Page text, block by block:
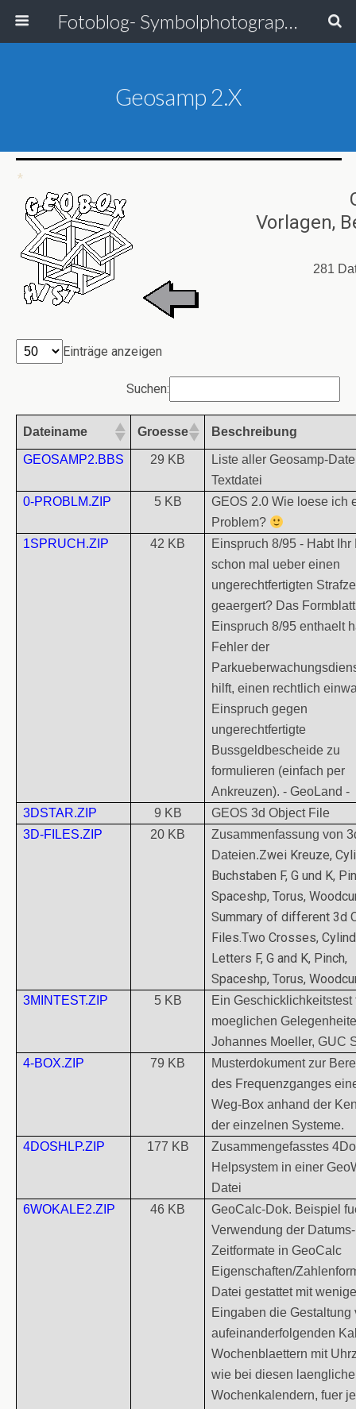
Fotoblog- Symbolphotographie
Geosamp 2.x
*
Vorlagen,
281
Einträge anzeigen
Suchen:
Dateiname Groesse Beschreibung
GEOSAMP2.BBS 29 KB
Liste aller Geosamp-
Textdatei
0-PROBLM.ZIP
5 KB
GEOS 2.0 Wie loese ich
Problem?
1SPRUCH.ZIP
42 KB
Einspruch 8/95 - Habt Ihr
schon mal ueber einen
ungerechtfertigten
geaergert? Das Formblatt
Einspruch 8/95 enthaelt
Fehler der
hilft, einen rechtlich
Einspruch gegen
ungerechtfertigte
Bussgeldbescheide zu
formulieren (einfach per
Ankreuzen). - GeoLand -
3DSTAR.ZIP
9 KB
GEOS 3d Object File
3D-FILES.ZIP
20 KB
Zusammenfassung von
Dateien.Zwei Kreuze,
Buchstaben F, G und K,
Spaceshp, Torus,
Summary of different 3d
Files.Two Crosses,
Letters F, G and K, Pinch,
Spaceshp, Torus,
3MINTEST.ZIP 5 KB
Ein Geschicklichkeitstest
moeglichen
Johannes Moeller, GUC
4-BOX.ZIP
79 KB
Musterdokument zur
des Frequenzganges
Weg-Box anhand der
der einzelnen Systeme.
4DOSHLP.ZIP
177 KB
Zusammengefasstes
Helpsystem in einer
Datei
6WOKALE2.ZIP
46 KB
GeoCalc-Dok. Beispiel
Verwendung der
Zeitformate in GeoCalc
Eigenschaften/
Datei gestattet mit
Eingaben die Gestaltung
aufeinanderfolgenden
Wochenblaettern mit
wie bei diesen
Wochenkalendern, fuer